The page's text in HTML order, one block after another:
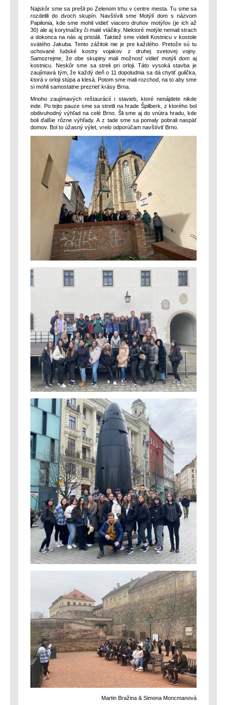
Najskôr sme sa prešli po Zelenom trhu v centre mesta. Tu sme sa
rozdelili do dvoch skupín. Navštívili sme Motýlí dom s názvom
Papilonia, kde sme mohli vidieť viacero druhov motýľov (je ich až
30) ale aj korytnačky či malé vtáčiky. Niektoré motýle nemali strach
a dokonca na nás aj pristáli. Taktiež sme videli Kostnicu v kostole
svätého Jakuba. Tento zážitok nie je pre každého. Pretože sú tu
uchované ľudské kostry vojakov z druhej svetovej vojny.
Samozrejme, že obe skupiny mali možnosť vidieť motýlí dom aj
kostnicu. Neskôr sme sa streli pri orloji. Táto vysoká stavba je
zaujímavá tým, že každý deň o 11 dopoludnia sa dá chytiť gulička,
ktorá v orloji stúpa a klesá. Potom sme mali rozchod, na to aby sme
si mohli samostatne prezrieť krásy Brna.
Mnoho zaujímavých reštaurácií i stavieb, ktoré nenájdete nikde
inde. Po tejto pauze sme sa stretli na hrade Špilberk, z ktorého bol
obdivuhodný výhľad na celé Brno. Šli sme aj do vnútra hradu, kde
boli ďalšie rôzne výhľady. A z tade sme sa pomaly pobrali naspäť
domov. Bol to úžasný výlet, vrelo odporúčam navštíviť Brno.
Martin Bražina & Simona Moncmanová